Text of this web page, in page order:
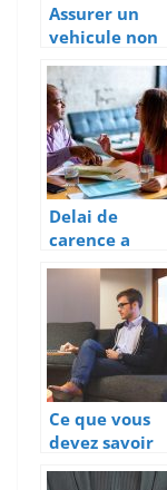
Assurer un
vehicule non
roulant :
pourquoi et
que doit-on
savoir ?
Delai de
carence a
respecter en
cas de rupture
conventionnell
Ce que vous
devez savoir
sur L’ACRE et